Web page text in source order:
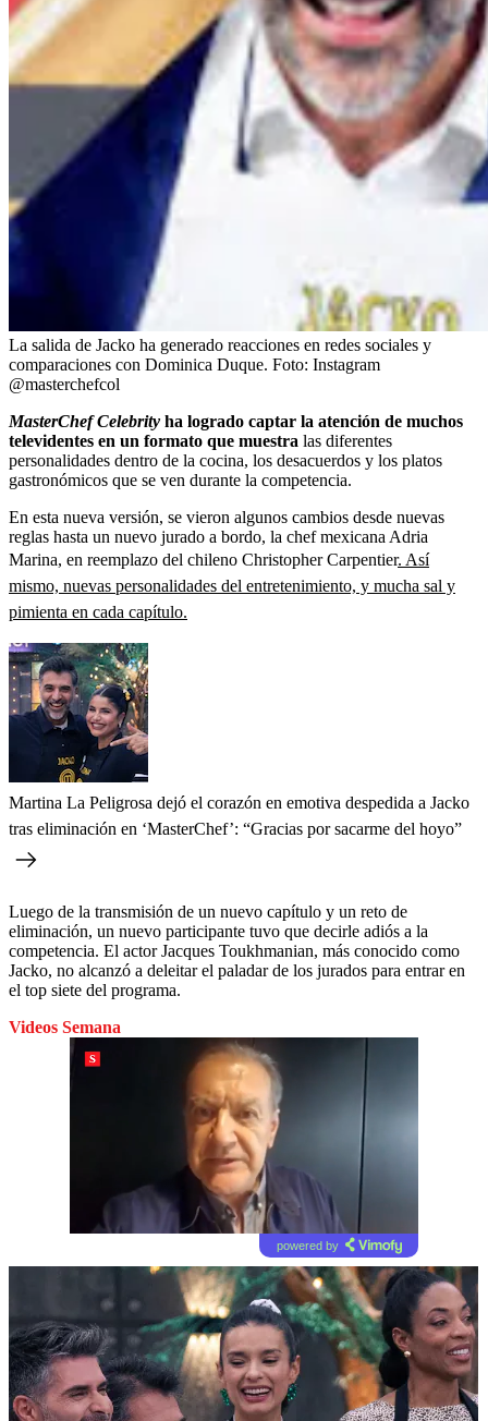
La salida de Jacko ha generado reacciones en redes sociales y
comparaciones con Dominica Duque. Foto: Instagram
@masterchefcol
MasterChef Celebrity ha logrado captar la atención de muchos
televidentes en un formato que muestra las diferentes
personalidades dentro de la cocina, los desacuerdos y los platos
gastronómicos que se ven durante la competencia.
En esta nueva versión, se vieron algunos cambios desde nuevas
reglas hasta un nuevo jurado a bordo, la chef mexicana Adria
Marina, en reemplazo del chileno Christopher Carpentier. Así
mismo, nuevas personalidades del entretenimiento, y mucha sal y
pimienta en cada capítulo.
Martina La Peligrosa dejó el corazón en emotiva despedida a Jacko
tras eliminación en ‘MasterChef’: “Gracias por sacarme del hoyo”
Luego de la transmisión de un nuevo capítulo y un reto de
eliminación, un nuevo participante tuvo que decirle adiós a la
competencia. El actor Jacques Toukhmanian, más conocido como
Jacko, no alcanzó a deleitar el paladar de los jurados para entrar en
el top siete del programa.
Videos Semana
powered by